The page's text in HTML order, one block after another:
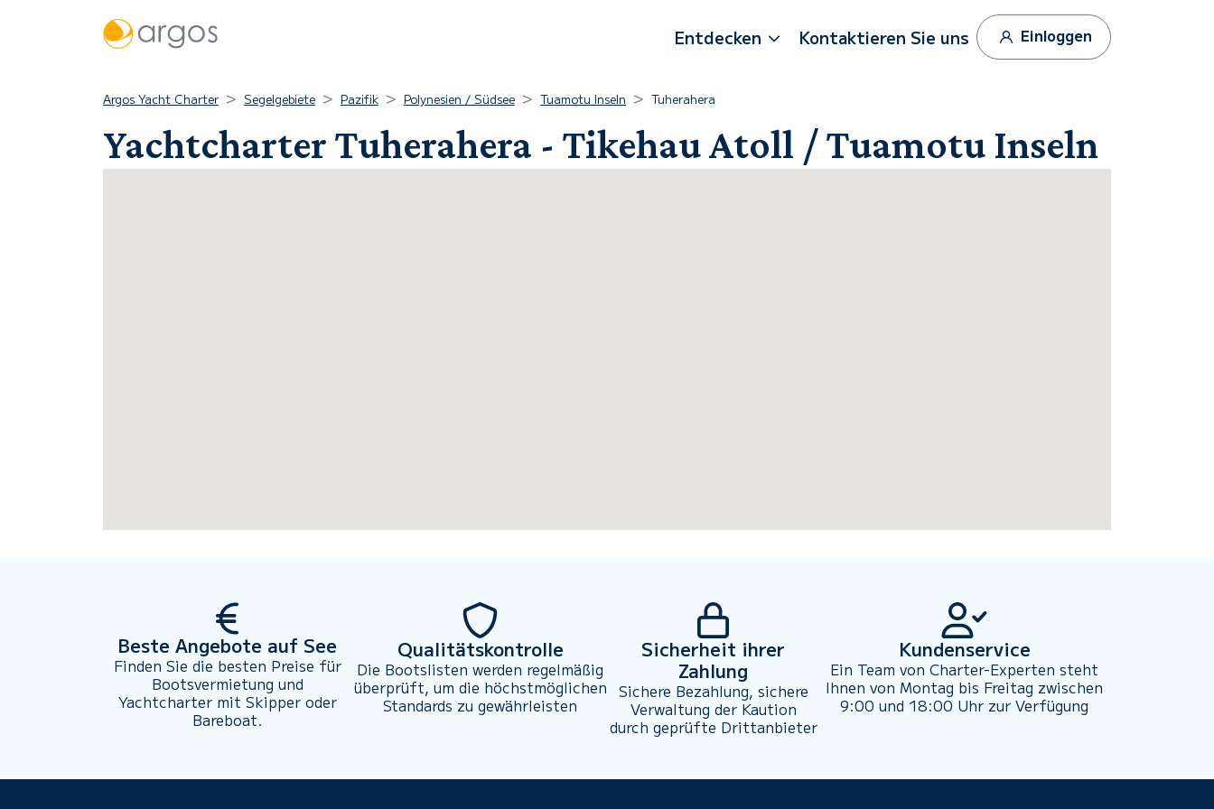
Entdecken Kontaktieren Sie uns Einloggen
Argos Yacht Charter Segelgebiete Pazifik Polynesien / Südsee Tuamotu Inseln Tuherahera
Yachtcharter Tuherahera - Tikehau Atoll / Tuamotu Inseln
Beste Angebote auf See
Finden Sie die besten Preise für
Bootsvermietung und
Yachtcharter mit Skipper oder
Bareboat.
Qualitätskontrolle
Die Bootslisten werden regelmäßig
überprüft, um die höchstmöglichen
Standards zu gewährleisten
Sicherheit ihrer
Zahlung
Sichere Bezahlung, sichere
Verwaltung der Kaution
durch geprüfte Drittanbieter
Kundenservice
Ein Team von Charter-Experten steht
Ihnen von Montag bis Freitag zwischen
9:00 und 18:00 Uhr zur Verfügung